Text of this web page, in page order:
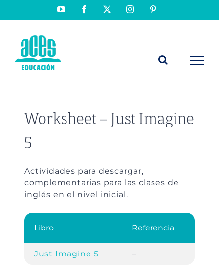
YouTubeFacebook Instagram
Worksheet – Just Imagine
5
Actividades para descargar,
complementarias para las clases de
inglés en el nivel inicial.
Libro Referencia
Just Imagine 5 –